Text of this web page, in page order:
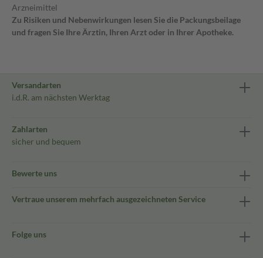
Arzneimittel
Zu Risiken und Nebenwirkungen lesen Sie die Packungsbeilage
und fragen Sie Ihre Ärztin, Ihren Arzt oder in Ihrer Apotheke.
Versandarten
i.d.R. am nächsten Werktag
Zahlarten
sicher und bequem
Bewerte uns
Vertraue unserem mehrfach ausgezeichneten Service
Folge uns